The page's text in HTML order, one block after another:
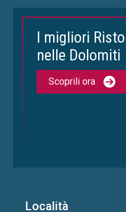
I migliori
nelle Dolomiti
Scoprili ora
Località